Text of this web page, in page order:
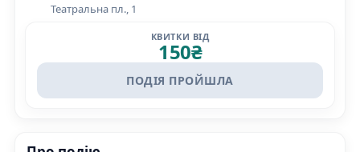
Театральна пл., 1
КВИТКИ ВІД
150₴
ПОДІЯ ПРОЙШЛА